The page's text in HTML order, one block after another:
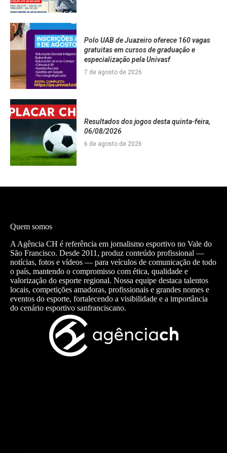
Polo UAB de Juazeiro oferece 160 vagas
gratuitas em cursos de graduação e
especialização pela Univasf
7 de agosto de 2026
Resultados dos jogos desta quinta-feira,
06/08/2026
6 de agosto de 2026
Quem somos
A Agência CH é referência em jornalismo esportivo no Vale do
São Francisco. Desde 2011, produz conteúdo profissional —
notícias, fotos e vídeos — para veículos de comunicação de todo
o país, mantendo o compromisso com ética, qualidade e
valorização do esporte regional. Nossa equipe destaca talentos
locais, competições amadoras, profissionais e grandes nomes e
eventos do esporte, fortalecendo a visibilidade e a importância
do cenário esportivo sanfranciscano.